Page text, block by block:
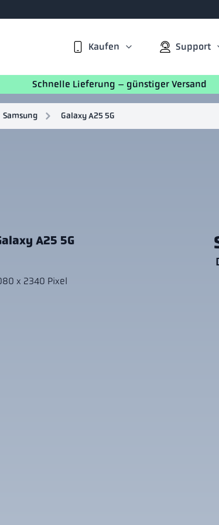
Kaufen Support
Schnelle Lieferung – günstiger Versand
Samsung Galaxy A25 5G
A25 5G
x 2340 Pixel